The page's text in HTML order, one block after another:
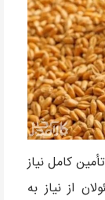
کامل نیاز
از نیاز به